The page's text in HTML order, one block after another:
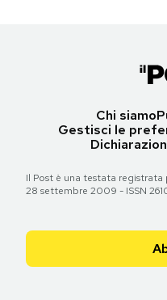
Chi siamo
Gestisci le
Il Post è una testata registrata
28 settembre 2009 - ISSN